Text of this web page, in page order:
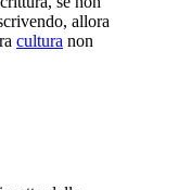
allora
cultura non